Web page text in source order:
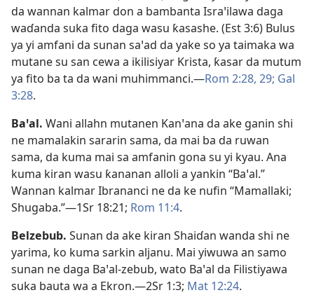
da wannan kalmar don a bambanta Israꞌilawa daga
waɗanda suka fito daga wasu ƙasashe. (Est 3:6) Bulus
ya yi amfani da sunan saꞌad da yake so ya taimaka wa
mutane su san cewa a ikilisiyar Krista, ƙasar da mutum
ya fito ba ta da wani muhimmanci.​—Rom 2:28, 29; Gal
3:28.
Baꞌal. Wani allahn mutanen Kanꞌana da ake ganin shi
ne mamalakin sararin sama, da mai ba da ruwan
sama, da kuma mai sa amfanin gona su yi kyau. Ana
kuma kiran wasu ƙananan alloli a yankin “Baꞌal.”
Wannan kalmar Ibrananci ne da ke nufin “Mamallaki;
Shugaba.”​—1Sr 18:21; Rom 11:4.
Belzebub. Sunan da ake kiran Shaiɗan wanda shi ne
yarima, ko kuma sarkin aljanu. Mai yiwuwa an samo
sunan ne daga Baꞌal-zebub, wato Baꞌal da Filistiyawa
suka bauta wa a Ekron.​—2Sr 1:3; Mat 12:24.